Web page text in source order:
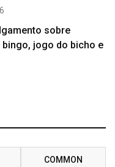
sobre
bingo, jogo do bicho e
COMMON